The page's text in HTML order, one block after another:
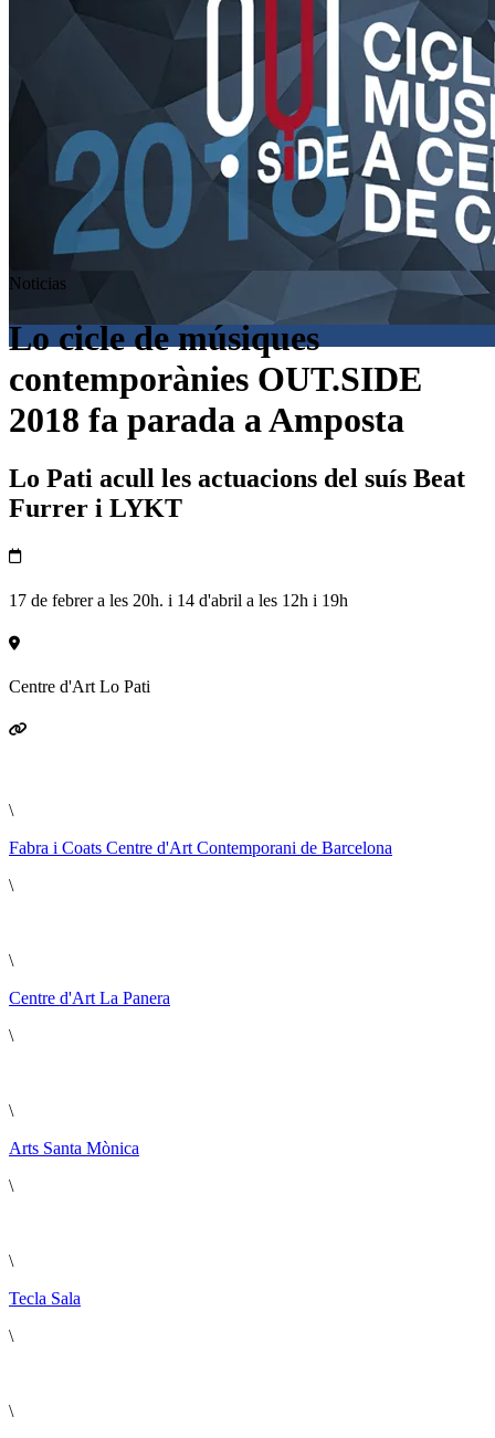
Noticias
Lo cicle de músiques
contemporànies OUT.SIDE
2018 fa parada a Amposta
Lo Pati acull les actuacions del suís Beat
Furrer i LYKT
17 de febrer a les 20h. i 14 d'abril a les 12h i 19h
Centre d'Art Lo Pati
\
Fabra i Coats Centre d'Art Contemporani de Barcelona
\
\
Centre d'Art La Panera
\
\
Arts Santa Mònica
\
\
Tecla Sala
\
\